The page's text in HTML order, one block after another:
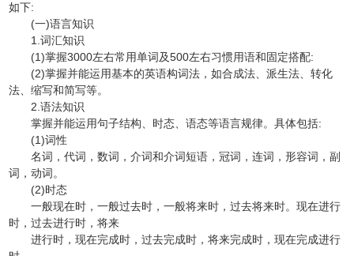
如下:
(一)语言知识
1.词汇知识
(1)掌握3000左右常用单词及500左右习惯用语和固定搭配:
(2)掌握并能运用基本的英语构词法，如合成法、派生法、转化
法、缩写和简写等。
2.语法知识
掌握并能运用句子结构、时态、语态等语言规律。具体包括:
(1)词性
名词，代词，数词，介词和介词短语，冠词，连词，形容词，副
词，动词。
(2)时态
一般现在时，一般过去时，一般将来时，过去将来时。现在进行
时，过去进行时，将来
进行时，现在完成时，过去完成时，将来完成时，现在完成进行